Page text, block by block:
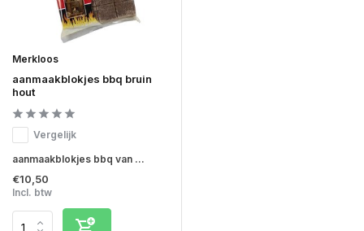
Merkloos
aanmaakblokjes bbq bruin
hout
Vergelijk
aanmaakblokjes bbq van ...
€10,50
Incl. btw